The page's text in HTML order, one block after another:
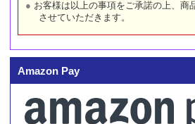
お客様は以上の事項をご承諾の上、商
させていただきます。
Amazon Pay